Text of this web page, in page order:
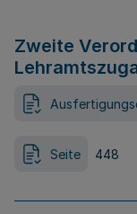
Zweite
Seite 448